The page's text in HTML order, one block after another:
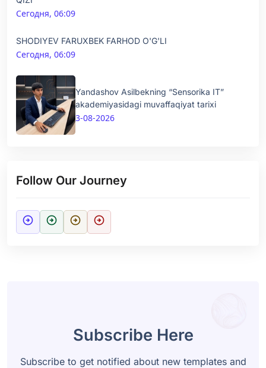
Сегодня, 06:09
SHODIYEV FARUXBEK FARHOD O'G'LI
Сегодня, 06:09
Yandashov Asilbekning “Sensorika IT”
akademiyasidagi muvaffaqiyat tarixi
3-08-2026
Follow Our Journey
arrow_circle_right arrow_circle_right arrow_circle_right arrow_circle_right
Subscribe Here
Subscribe to get notified about new templates and